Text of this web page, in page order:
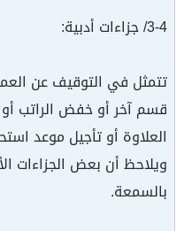
3-4/ جزاءات أدبية:
تتمثل في التوقيف عن
قسم آخر أو خفض الراتب
العلاوة أو تأجيل موعد
ويلاحظ أن بعض الجزاءات
بالسمعة.